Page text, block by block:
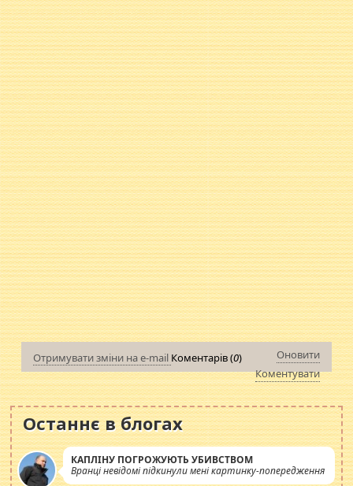
Отримувати зміни на e-mail Коментарів (0)
Оновити
Коментувати
Останнє в блогах
КАПЛІНУ ПОГРОЖУЮТЬ УБИВСТВОМ
Вранці невідомі підкинули мені картинку-попередження